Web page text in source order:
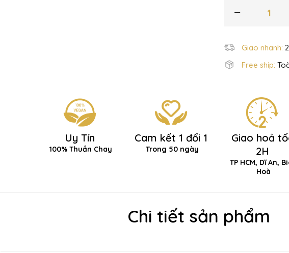
Giao nhanh:
Free ship:
Uy Tín
100% Thuần Chay
Cam kết 1 đổi 1
Trong 50 ngày
Giao hoả
2H
TP HCM, Dĩ An,
Hoà
Chi tiết sản phẩm